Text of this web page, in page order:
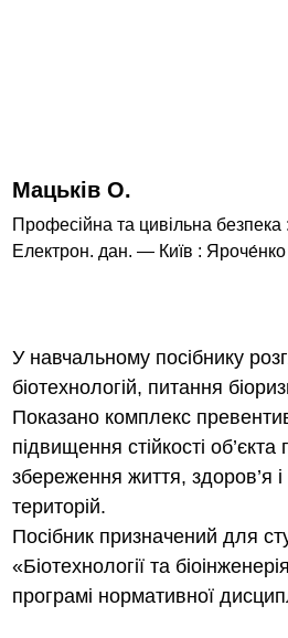
Мацьків О.
Професійна та цивільна
Електрон. дан. — Київ :
У навчальному посібнику
біотехнологій, питання
Показано комплекс
підвищення стійкості
збереження життя, здоров’я
територій.
Посібник призначений для
«Біотехнології та
програмі нормативної